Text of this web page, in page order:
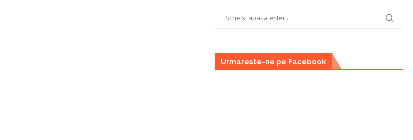
Urmareste-ne pe Facebook